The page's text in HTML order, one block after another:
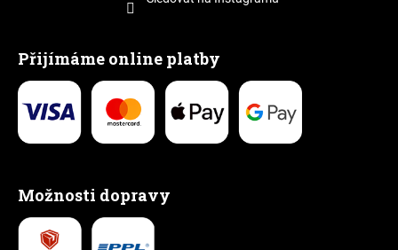
Přijímáme online platby
Možnosti dopravy